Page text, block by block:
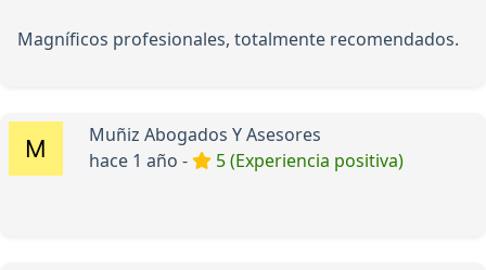
Magníficos profesionales, totalmente recomendados.
Muñiz Abogados Y Asesores
hace 1 año -
5 (Experiencia positiva)